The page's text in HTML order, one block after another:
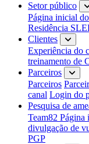
Setor público
Página inicial
Residência
Clientes
Experiência do
treinamento de
Parceiros
Parceiros
canal Login do
Pesquisa de
Team82 Página
divulgação de
PGP